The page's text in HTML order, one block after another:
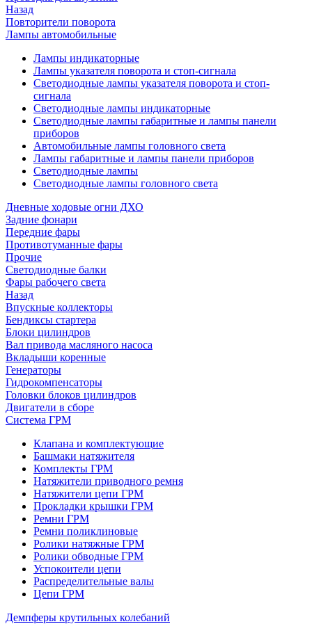
Назад
Повторители поворота
Лампы автомобильные
Лампы индикаторные
Лампы указателя поворота и стоп-сигнала
Светодиодные лампы указателя поворота и стоп-
сигнала
Светодиодные лампы индикаторные
Светодиодные лампы габаритные и лампы панели
приборов
Автомобильные лампы головного света
Лампы габаритные и лампы панели приборов
Светодиодные лампы
Светодиодные лампы головного света
Дневные ходовые огни ДХО
Задние фонари
Передние фары
Противотуманные фары
Прочие
Светодиодные балки
Фары рабочего света
Назад
Впускные коллекторы
Бендиксы стартера
Блоки цилиндров
Вал привода масляного насоса
Вкладыши коренные
Генераторы
Гидрокомпенсаторы
Головки блоков цилиндров
Двигатели в сборе
Система ГРМ
Клапана и комплектующие
Башмаки натяжителя
Комплекты ГРМ
Натяжители приводного ремня
Натяжители цепи ГРМ
Прокладки крышки ГРМ
Ремни ГРМ
Ремни поликлиновые
Ролики натяжные ГРМ
Ролики обводные ГРМ
Успокоители цепи
Распределительные валы
Цепи ГРМ
Демпферы крутильных колебаний